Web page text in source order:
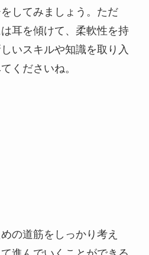
してみましょう。ただ
耳を傾けて、柔軟性を持
いスキルや知識を取り入
くださいね。
の道筋をしっかり考え